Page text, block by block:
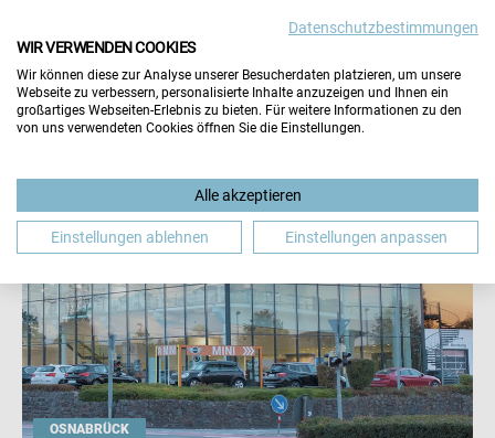
OSNABRÜCK
Datenschutzbestimmungen
WIR VERWENDEN COOKIES
Wir können diese zur Analyse unserer Besucherdaten platzieren, um unsere
Webseite zu verbessern, personalisierte Inhalte anzuzeigen und Ihnen ein
großartiges Webseiten-Erlebnis zu bieten. Für weitere Informationen zu den
von uns verwendeten Cookies öffnen Sie die Einstellungen.
Alle akzeptieren
Einstellungen ablehnen Einstellungen anpassen